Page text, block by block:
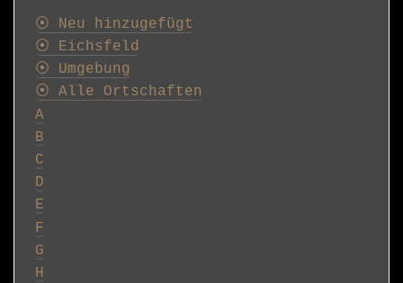
Postkarten
⦿ Neu hinzugefügt
⦿ Eichsfeld
⦿ Umgebung
⦿ Alle Ortschaften
A
B
C
D
E
F
G
H